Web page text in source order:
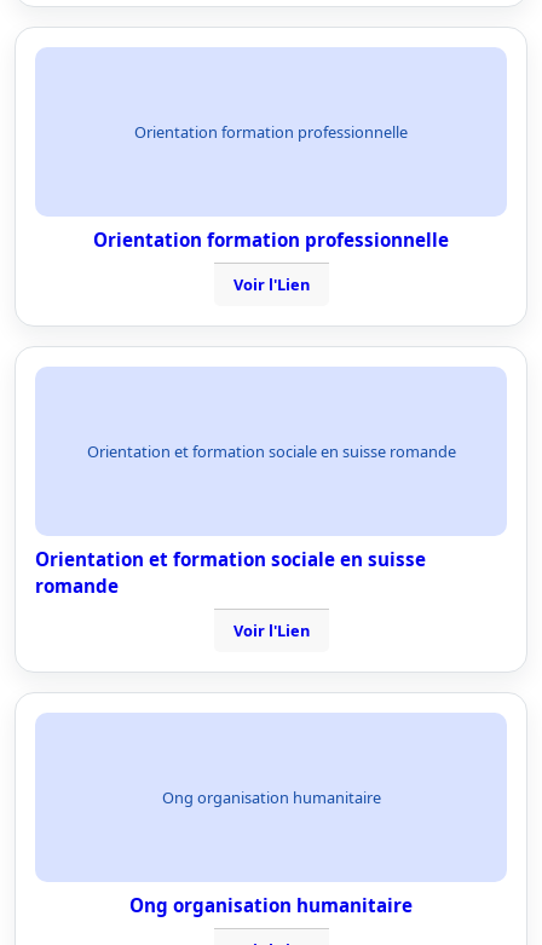
Orientation formation professionnelle
Orientation formation professionnelle
Voir l'Lien
Orientation et formation sociale en suisse romande
Orientation et formation sociale en suisse
romande
Voir l'Lien
Ong organisation humanitaire
Ong organisation humanitaire